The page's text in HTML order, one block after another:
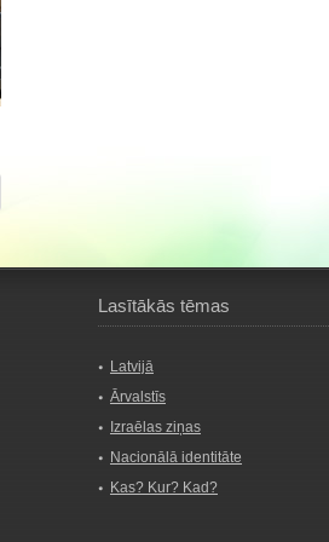
Lasītākās tēmas
Latvijā
Ārvalstīs
Izraēlas ziņas
Nacionālā identitāte
Kas? Kur? Kad?